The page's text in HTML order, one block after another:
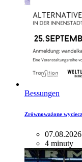
Bessungen
Zrównoważone
07.08.2026
4 minuty